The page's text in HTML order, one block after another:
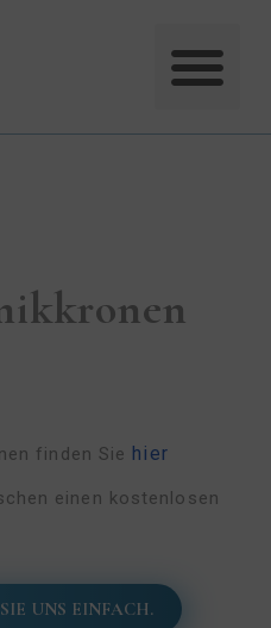
finden Sie hier
einen kostenlosen
UNS EINFACH.